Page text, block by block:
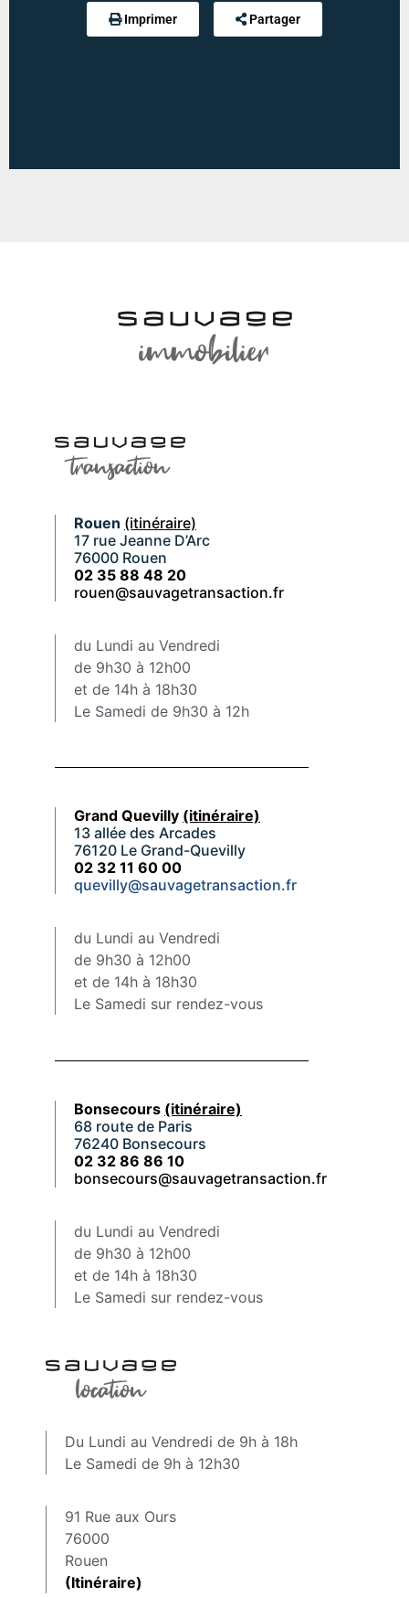
4.57 m²
Chambre :12.7 m²
CHARGES FORFAITAIRE
min : 3270 € / an-max : 4460 € / an
Imprimer Partager
Rouen (itinéraire)
17 rue Jeanne D’Arc
76000 Rouen
02 35 88 48 20
rouen@sauvagetransaction.fr
du Lundi au Vendredi
de 9h30 à 12h00
et de 14h à 18h30
Le Samedi de 9h30 à 12h
Grand Quevilly (itinéraire)
13 allée des Arcades
76120 Le Grand-Quevilly
02 32 11 60 00
quevilly@sauvagetransaction.fr
du Lundi au Vendredi
de 9h30 à 12h00
et de 14h à 18h30
Le Samedi sur rendez-vous
Bonsecours (itinéraire)
68 route de Paris
76240 Bonsecours
02 32 86 86 10
bonsecours@sauvagetransaction.fr
du Lundi au Vendredi
de 9h30 à 12h00
et de 14h à 18h30
Le Samedi sur rendez-vous
Du Lundi au Vendredi de 9h à 18h
Le Samedi de 9h à 12h30
91 Rue aux Ours
76000
Rouen
(Itinéraire)